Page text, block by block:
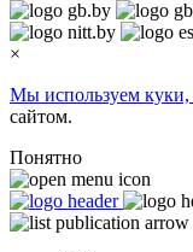
×
Мы используем куки,
сайтом.
Понятно